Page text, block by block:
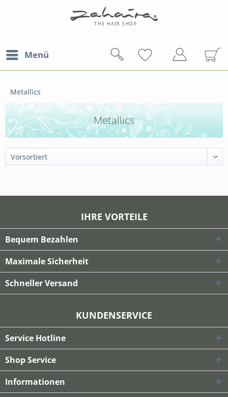
Menü
Metallics
Metallics
IHRE VORTEILE
Bequem Bezahlen
Maximale Sicherheit
Schneller Versand
KUNDENSERVICE
Service Hotline
Shop Service
Informationen